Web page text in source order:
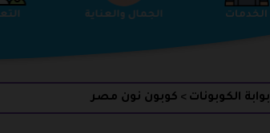
الجمال والعناية الخدمات
بوابة الكوبونات > كوبون نون مصر